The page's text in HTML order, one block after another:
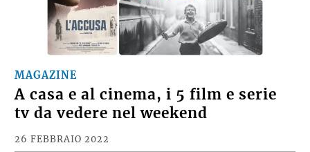
MAGAZINE
A casa e al cinema, i 5 film e serie
tv da vedere nel weekend
26 FEBBRAIO 2022